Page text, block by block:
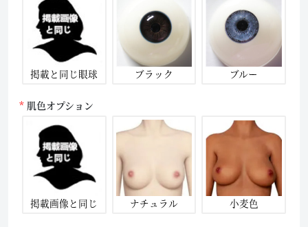
掲載と同じ眼球 ブラック ブルー
肌色オプション
掲載画像と同じ ナチュラル 小麦色